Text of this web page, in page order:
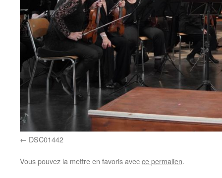
DSC01442
Vous pouvez la mettre en favoris avecce permalien.